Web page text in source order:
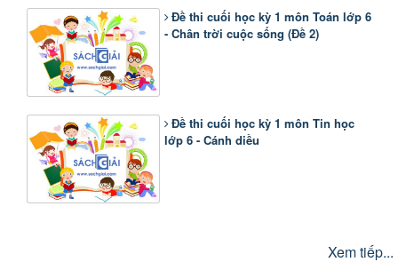
Đề thi cuối học kỳ 1 môn Toán lớp 6
- Chân trời cuộc sống (Đề 2)
Đề thi cuối học kỳ 1 môn Tin học
lớp 6 - Cánh diều
Xem tiếp...